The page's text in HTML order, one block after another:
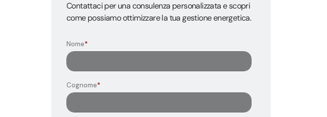
Contattaci per una consulenza personalizzata e scopri
come possiamo ottimizzare la tua gestione energetica.